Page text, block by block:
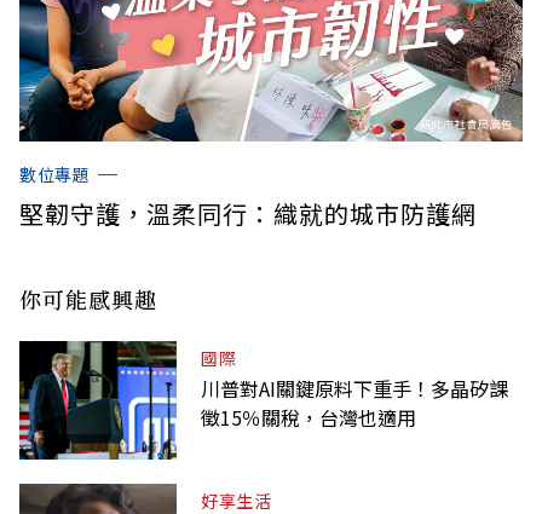
數位專題
堅韌守護，溫柔同行：織就的城市防護網
你可能感興趣
國際
川普對AI關鍵原料下重手！多晶矽課
徵15％關稅，台灣也適用
好享生活